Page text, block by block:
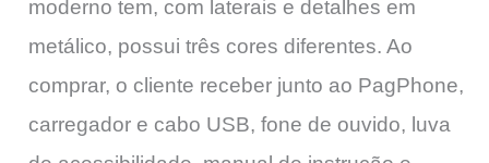
moderno tem, com laterais e detalhes em
metálico, possui três cores diferentes. Ao
comprar, o cliente receber junto ao PagPhone,
carregador e cabo USB, fone de ouvido, luva